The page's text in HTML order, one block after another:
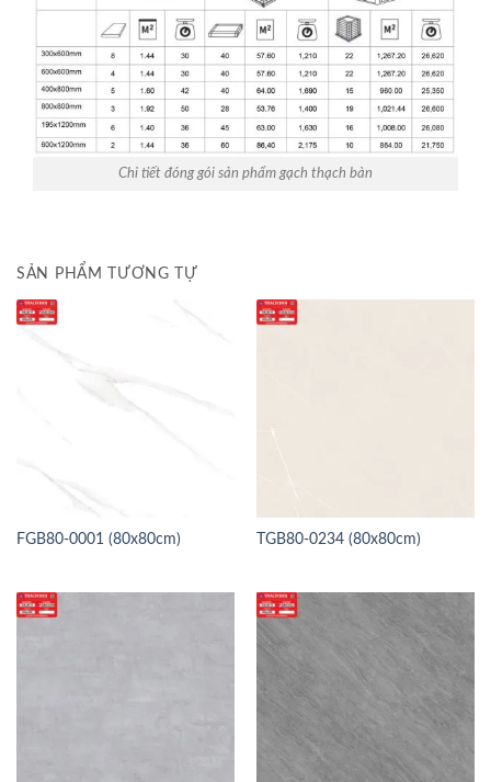
Chi tiết đóng gói sản phẩm gạch thạch bàn
SẢN PHẨM TƯƠNG TỰ
FGB80-0001 (80x80cm) TGB80-0234 (80x80cm)